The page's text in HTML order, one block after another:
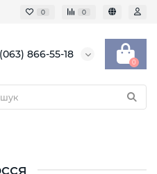
0 0
866-55-18
0